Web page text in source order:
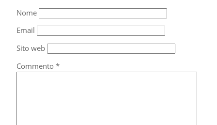
Nome
Email
Sito web
Commento *